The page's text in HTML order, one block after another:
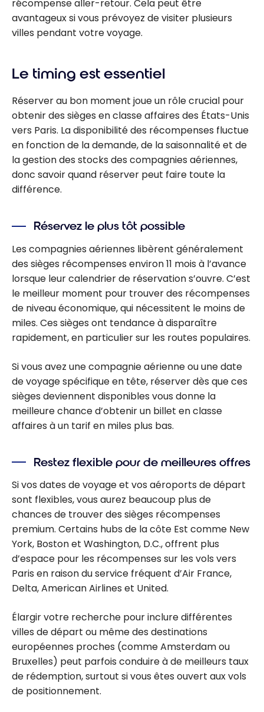
récompense aller-retour. Cela peut être
avantageux si vous prévoyez de visiter plusieurs
villes pendant votre voyage.
Le timing est essentiel
Réserver au bon moment joue un rôle crucial pour
obtenir des sièges en classe affaires des États-Unis
vers Paris. La disponibilité des récompenses fluctue
en fonction de la demande, de la saisonnalité et de
la gestion des stocks des compagnies aériennes,
donc savoir quand réserver peut faire toute la
différence.
Réservez le plus tôt possible
Les compagnies aériennes libèrent généralement
des sièges récompenses environ 11 mois à l’avance
lorsque leur calendrier de réservation s’ouvre. C’est
le meilleur moment pour trouver des récompenses
de niveau économique, qui nécessitent le moins de
miles. Ces sièges ont tendance à disparaître
rapidement, en particulier sur les routes populaires.
Si vous avez une compagnie aérienne ou une date
de voyage spécifique en tête, réserver dès que ces
sièges deviennent disponibles vous donne la
meilleure chance d’obtenir un billet en classe
affaires à un tarif en miles plus bas.
Restez flexible pour de meilleures offres
Si vos dates de voyage et vos aéroports de départ
sont flexibles, vous aurez beaucoup plus de
chances de trouver des sièges récompenses
premium. Certains hubs de la côte Est comme New
York, Boston et Washington, D.C., offrent plus
d’espace pour les récompenses sur les vols vers
Paris en raison du service fréquent d’Air France,
Delta, American Airlines et United.
Élargir votre recherche pour inclure différentes
villes de départ ou même des destinations
européennes proches (comme Amsterdam ou
Bruxelles) peut parfois conduire à de meilleurs taux
de rédemption, surtout si vous êtes ouvert aux vols
de positionnement.